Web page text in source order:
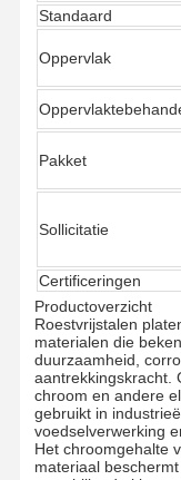
Thuis
Standaard
Oppervlak
Pakket
Sollicitatie
Certificeringen
Productoverzicht
Roestvrijstalen
materialen die
duurzaamheid,
aantrekkingskracht.
chroom en andere
gebruikt in
voedselverwerking
Het chroomgehalte
materiaal